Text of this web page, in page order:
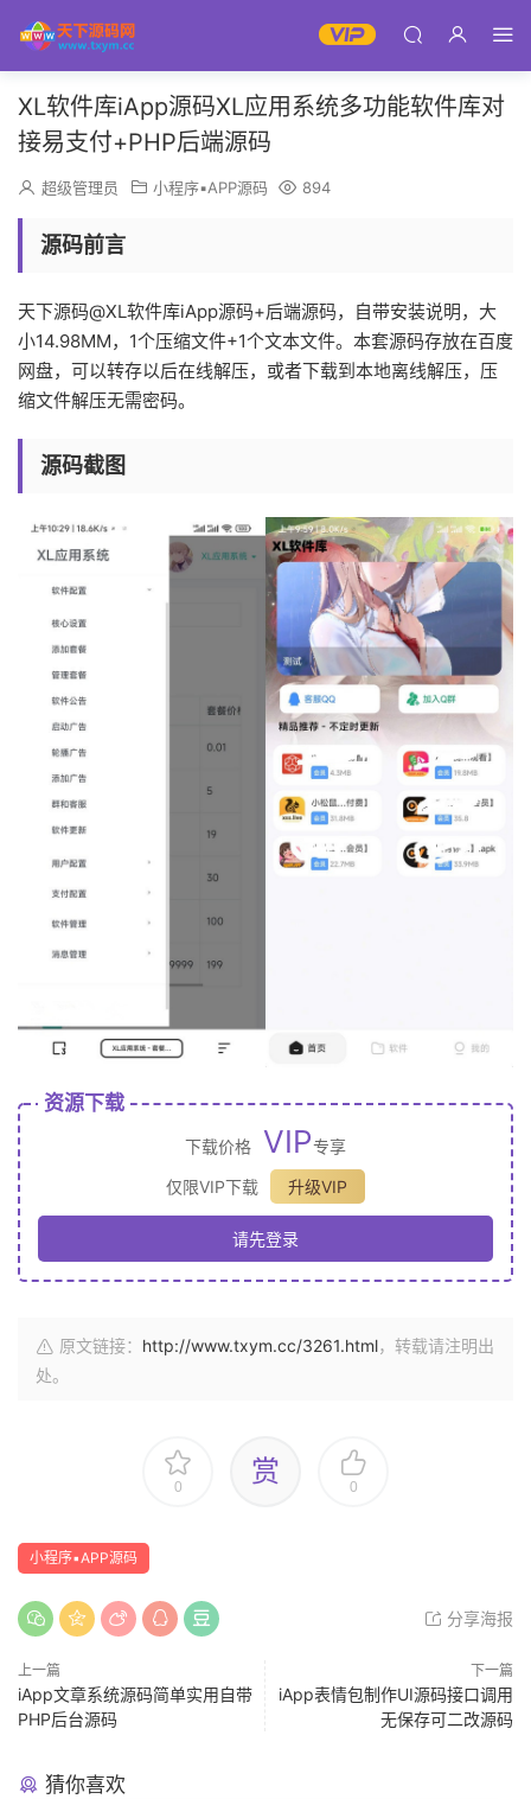
XL软件库iApp源码XL应用系统多功能软件库对
接易支付+PHP后端源码
超级管理员 小程序▪APP源码 894
源码前言
天下源码@XL软件库iApp源码+后端源码，自带安装说明，大
小14.98MM，1个压缩文件+1个文本文件。本套源码存放在百度
网盘，可以转存以后在线解压，或者下载到本地离线解压，压
缩文件解压无需密码。
源码截图
资源下载
下载价格 VIP专享
仅限VIP下载
升级VIP
请先登录
原文链接： http://www.txym.cc/3261.html，转载请注明出
处。
0 赏 0
小程序▪APP源码
分享海报
上一篇
iApp文章系统源码简单实用自带
PHP后台源码
下一篇
iApp表情包制作UI源码接口调用
无保存可二改源码
猜你喜欢